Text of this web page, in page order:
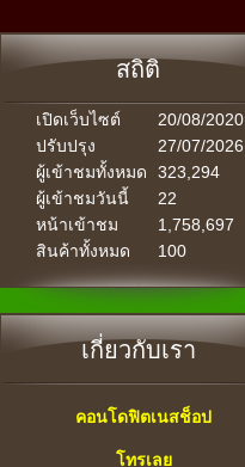
สถิติ
เปิดเว็บไซต์
20/08/2020
ปรับปรุง
27/07/2026
ผู้เข้าชมทั้งหมด
323,294
ผู้เข้าชมวันนี้
22
หน้าเข้าชม
1,758,697
สินค้าทั้งหมด
100
เกี่ยวกับเรา
คอนโดฟิตเนสช็อป
โทรเลย